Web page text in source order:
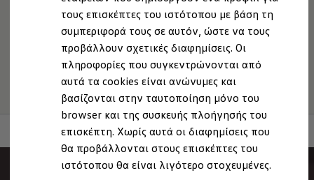
τους επισκέπτες του ιστότοπου με βάση τη
συμπεριφορά τους σε αυτόν, ώστε να τους
προβάλλουν σχετικές διαφημίσεις. Οι
πληροφορίες που συγκεντρώνονται από
αυτά τα cookies είναι ανώνυμες και
βασίζονται στην ταυτοποίηση μόνο του
browser και της συσκευής πλοήγησής του
επισκέπτη. Χωρίς αυτά οι διαφημίσεις που
θα προβάλλονται στους επισκέπτες του
ιστότοπου θα είναι λιγότερο στοχευμένες.
Ανακύκλωση & Επιστροφή
Ανακλήσεις ασφαλείας και Τεχνικά μέτρα
Προειδοποιητικές και ενδεικτικές λυχνίες
Eνημερώσεις λογισμικού
Digital Manual - Ψηφιακό εγχειρίδιο
XTL diesel fuel
Υπηρεσίες Volkswagen
Υπηρεσίες Volkswagen Click@Service
Pick Up & Delivery
Φροντίδα Clean Plus
Επαγγελματικά Οχήματα Volkswagen
Συντήρηση & Επισκευή Επαγγελματικών
Σημαντικές πληροφορίες
Εγγύηση Επαγγελματικών Volkswagen
Volkswagen AG (Στοιχεία έκδοσης και νομικά κείμενα)
Δήλωση Προσβασιμότητας
Πληροφορίες για την Προσβασιμότητα
EU Data Act
Ανάκληση Ψηφιακών υπηρεσιών